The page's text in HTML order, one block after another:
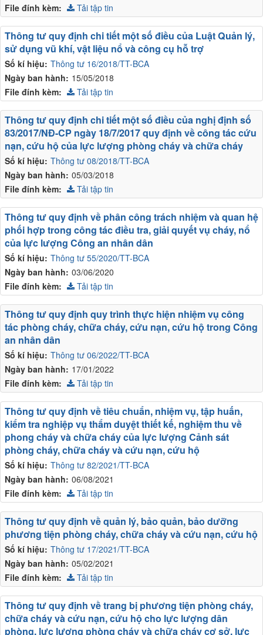
File đính kèm: Tải tập tin
Số kí hiệu: Thông tư 16/2018/TT-BCA
Ngày ban hành: 15/05/2018
Thông tư quy định chi tiết một số điều của Luật Quản lý,
sử dụng vũ khí, vật liệu nổ và công cụ hỗ trợ
File đính kèm: Tải tập tin
Số kí hiệu: Thông tư 08/2018/TT-BCA
Ngày ban hành: 05/03/2018
Thông tư quy định chi tiết một số điều của nghị định số
83/2017/NĐ-CP ngày 18/7/2017 quy định về công tác cứu
nạn, cứu hộ của lực lượng phòng cháy và chữa cháy
File đính kèm: Tải tập tin
Số kí hiệu: Thông tư 55/2020/TT-BCA
Ngày ban hành: 03/06/2020
Thông tư quy định về phân công trách nhiệm và quan hệ
phối hợp trong công tác điều tra, giải quyết vụ cháy, nổ
của lực lượng Công an nhân dân
File đính kèm: Tải tập tin
Số kí hiệu: Thông tư 06/2022/TT-BCA
Ngày ban hành: 17/01/2022
Thông tư quy định quy trình thực hiện nhiệm vụ công
tác phòng cháy, chữa cháy, cứu nạn, cứu hộ trong Công
an nhân dân
File đính kèm: Tải tập tin
Số kí hiệu: Thông tư 82/2021/TT-BCA
Ngày ban hành: 06/08/2021
Thông tư quy định về tiêu chuẩn, nhiệm vụ, tập huấn,
kiểm tra nghiệp vụ thẩm duyệt thiết kế, nghiệm thu về
phong cháy và chữa cháy của lực lượng Cảnh sát
phòng cháy, chữa cháy và cứu nạn, cứu hộ
File đính kèm: Tải tập tin
Số kí hiệu: Thông tư 17/2021/TT-BCA
Ngày ban hành: 05/02/2021
Thông tư quy định về quản lý, bảo quản, bảo dưỡng
phương tiện phòng cháy, chữa cháy và cứu nạn, cứu hộ
File đính kèm: Tải tập tin
Thông tư quy định về trang bị phương tiện phòng cháy,
chữa cháy và cứu nạn, cứu hộ cho lực lượng dân
phòng, lực lượng phòng cháy và chữa cháy cơ sở, lực